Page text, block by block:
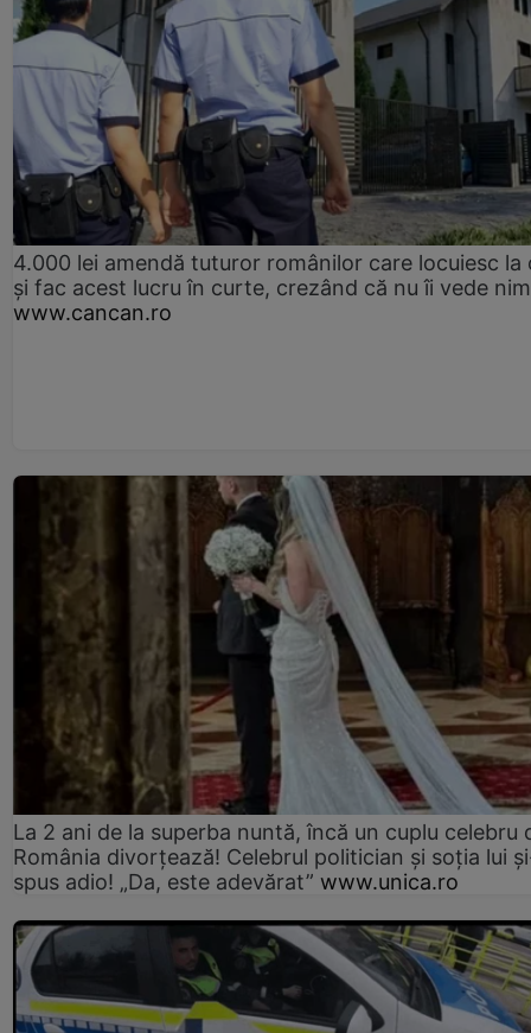
4.000 lei amendă tuturor românilor care locuiesc la
și fac acest lucru în curte, crezând că nu îi vede
www.cancan.ro
La 2 ani de la superba nuntă, încă un cuplu celebru
România divorțează! Celebrul politician și soția lui
spus adio! „Da, este adevărat” www.unica.ro